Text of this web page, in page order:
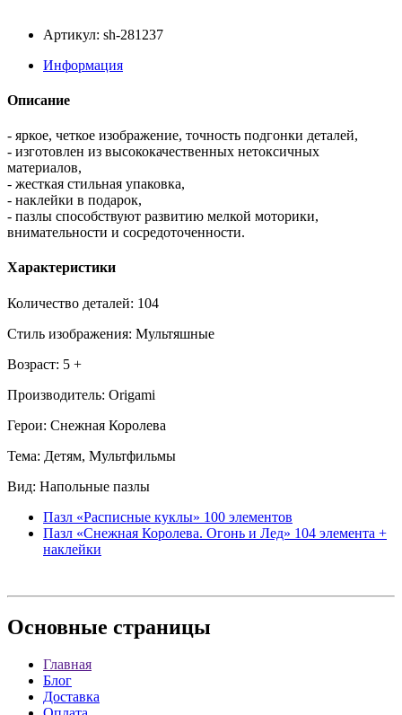
Артикул: sh-281237
Информация
Описание
- яркое, четкое изображение, точность подгонки деталей,
- изготовлен из высококачественных нетоксичных
материалов,
- жесткая стильная упаковка,
- наклейки в подарок,
- пазлы способствуют развитию мелкой моторики,
внимательности и сосредоточенности.
Характеристики
Количество деталей: 104
Стиль изображения: Мультяшные
Возраст: 5 +
Производитель: Origami
Герои: Снежная Королева
Тема: Детям, Мультфильмы
Вид: Напольные пазлы
Пазл «Расписные куклы» 100 элементов
Пазл «Снежная Королева. Огонь и Лед» 104 элемента +
наклейки
Основные страницы
Главная
Блог
Доставка